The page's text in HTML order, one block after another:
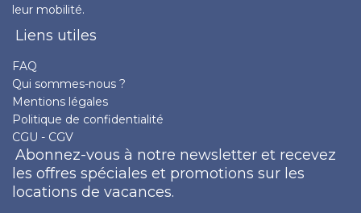
leur mobilité.
Liens utiles
FAQ
Qui sommes-nous ?
Mentions légales
Politique de confidentialité
CGU - CGV
Abonnez-vous à notre newsletter et recevez
les offres spéciales et promotions sur les
locations de vacances.